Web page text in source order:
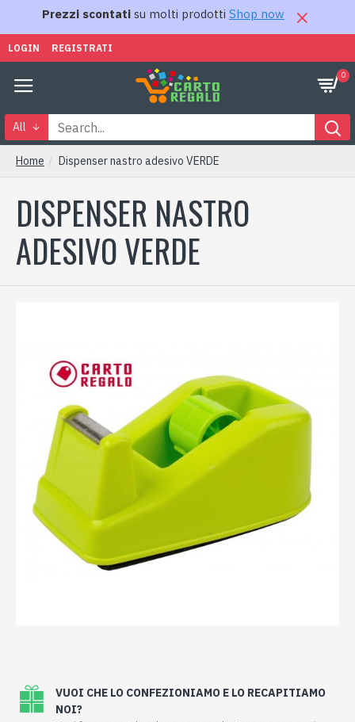
Prezzi scontati su molti prodotti Shop now
LOGIN REGISTRATI
0
All
Home Dispenser nastro adesivo VERDE
DISPENSER NASTRO
ADESIVO VERDE
VUOI CHE LO CONFEZIONIAMO E LO RECAPITIAMO
NOI?